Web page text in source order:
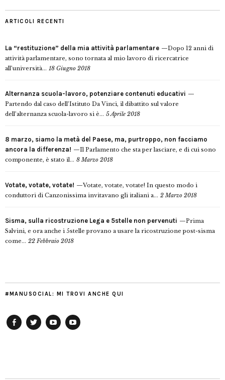
ARTICOLI RECENTI
La “restituzione” della mia attività parlamentare
Dopo 12 anni di
attività parlamentare, sono tornata al mio lavoro di ricercatrice
all’università... 18 Giugno 2018
Alternanza scuola-lavoro, potenziare contenuti educativi
Partendo dal caso dell’Istituto Da Vinci, il dibattito sul valore
dell’alternanza scuola-lavoro si è... 5 Aprile 2018
8 marzo, siamo la metà del Paese, ma, purtroppo, non facciamo
ancora la differenza!
Il Parlamento che sta per lasciare, e di cui sono
componente, è stato il... 8 Marzo 2018
Votate, votate, votate!
Votate, votate, votate! In questo modo i
conduttori di Canzonissima invitavano gli italiani a... 2 Marzo 2018
Sisma, sulla ricostruzione Lega e 5stelle non pervenuti
Prima
Salvini, e ora anche i 5stelle provano a usare la ricostruzione post-sisma
come... 22 Febbraio 2018
#MANUSOCIAL: MI TROVI ANCHE QUI